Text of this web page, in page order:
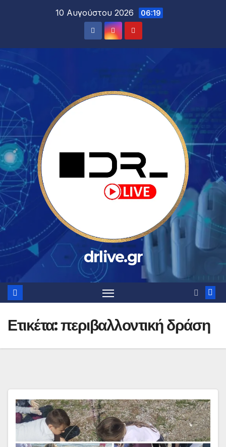
10 Αυγούστου 2026 06:19
drlive.gr
Ετικέτα:περιβαλλοντική δράση